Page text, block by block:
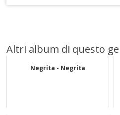
Altri album di questo
Negrita - Negrita